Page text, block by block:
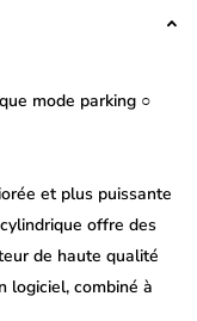
mode parking ○
et plus puissante
offre des
de haute qualité
logiciel, combiné à